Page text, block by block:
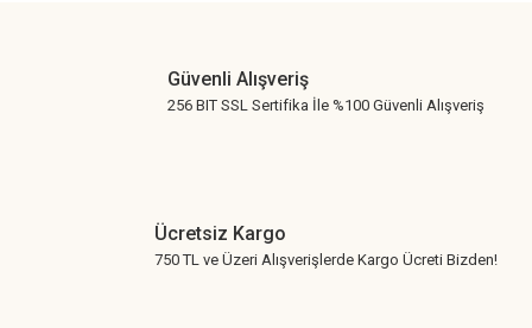
Güvenli Alışveriş
256 BIT SSL Sertifika İle %100 Güvenli Alışveriş
Ücretsiz Kargo
750 TL ve Üzeri Alışverişlerde Kargo Ücreti Bizden!